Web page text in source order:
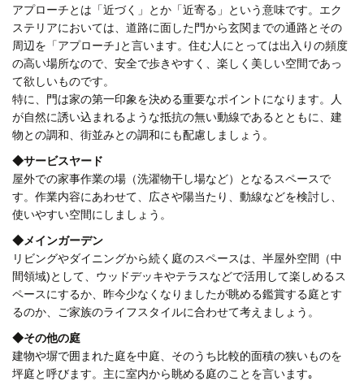
アプローチとは「近づく」とか「近寄る」という意味です。エク
ステリアにおいては、道路に面した門から玄関までの通路とその
周辺を「アプローチ｣と言います。住む人にとっては出入りの頻度
の高い場所なので、安全で歩きやすく、楽しく美しい空間であっ
て欲しいものです。
特に、門は家の第一印象を決める重要なポイントになります。人
が自然に誘い込まれるような抵抗の無い動線であるとともに、建
物との調和、街並みとの調和にも配慮しましょう。
◆サービスヤード
屋外での家事作業の場（洗濯物干し場など）となるスペースで
す。作業内容にあわせて、広さや陽当たり、動線などを検討し、
使いやすい空間にしましょう。
◆メインガーデン
リビングやダイニングから続く庭のスペースは、半屋外空間（中
間領域)として、ウッドデッキやテラスなどで活用して楽しめるス
ペースにするか、昨今少なくなりましたが眺める鑑賞する庭とす
るのか、ご家族のライフスタイルに合わせて考えましょう。
◆その他の庭
建物や塀で囲まれた庭を中庭、そのうち比較的面積の狭いものを
坪庭と呼びます。主に室内から眺める庭のことを言います｡